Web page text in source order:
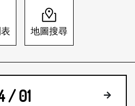
地圖搜尋
/ 01 下個月